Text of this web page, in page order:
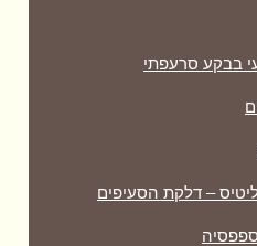
בבקע סרעפתי
– דלקת הסעיפים